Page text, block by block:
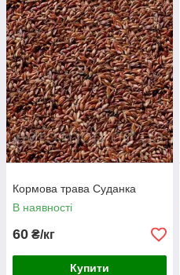
Кормова трава Суданка
В наявності
60 ₴/кг
Купити